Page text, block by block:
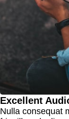
Excellent
Nulla consequat